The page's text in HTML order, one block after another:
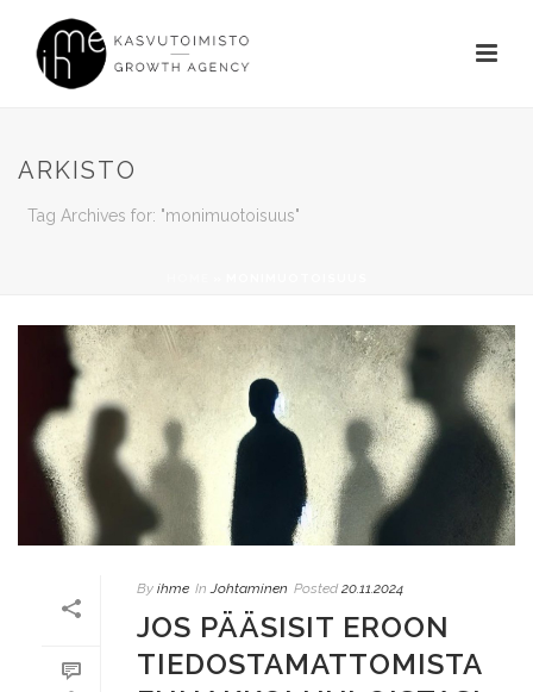
ARKISTO
Tag Archives for: "monimuotoisuus"
By ihme In Johtaminen Posted 20.11.2024
JOS PÄÄSISIT EROON
TIEDOSTAMATTOMISTA